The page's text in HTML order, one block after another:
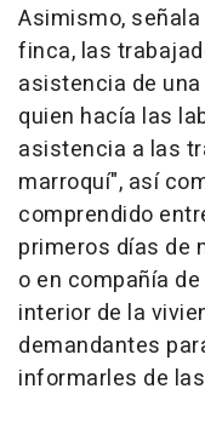
Asimismo,
finca, las
asistencia de
quien hacía las
asistencia a las
marroquí", así
comprendido
primeros días de
o en compañía
interior de la
demandantes
informarles de